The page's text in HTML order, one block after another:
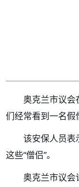
奥克兰市议
们经常看到一名假
该安保人员表
这些“僧侣”。
奥克兰市议